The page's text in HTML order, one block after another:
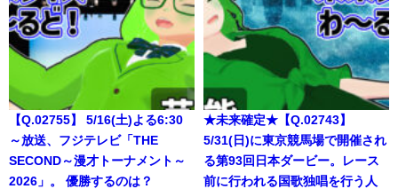
【Q.02755】 5/16(土)よる6:30
～放送、フジテレビ「THE
SECOND～漫才トーナメント～
2026」。 優勝するのは？
★未来確定★【Q.02743】
5/31(日)に東京競馬場で開催され
る第93回日本ダービー。レース
前に行われる国歌独唱を行う人